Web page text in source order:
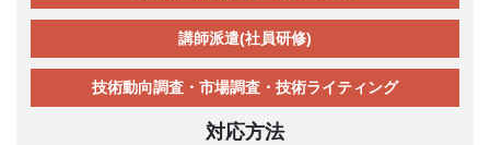
講師派遣(社員研修)
技術動向調査・市場調査・技術ライティング
対応方法